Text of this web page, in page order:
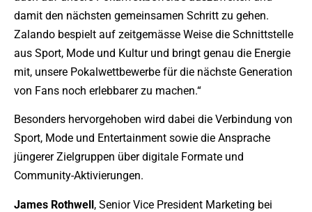
damit den nächsten gemeinsamen Schritt zu gehen.
Zalando bespielt auf zeitgemässe Weise die Schnittstelle
aus Sport, Mode und Kultur und bringt genau die Energie
mit, unsere Pokalwettbewerbe für die nächste Generation
von Fans noch erlebbarer zu machen.“
Besonders hervorgehoben wird dabei die Verbindung von
Sport, Mode und Entertainment sowie die Ansprache
jüngerer Zielgruppen über digitale Formate und
Community-Aktivierungen.
James Rothwell, Senior Vice President Marketing bei